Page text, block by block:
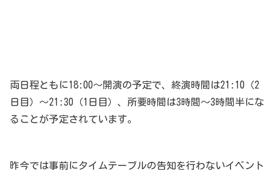
両日程ともに18:00～開演の予定で、終演時間は21:10（2
日目）～21:30（1日目）、所要時間は3時間～3時間半にな
ることが予定されています。
昨今では事前にタイムテーブルの告知を行わないイベント